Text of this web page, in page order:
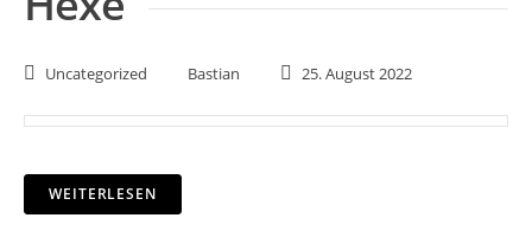
Uncategorized Bastian 25. August 2022
WEITERLESEN